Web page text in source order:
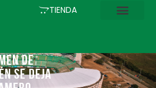
TIENDA
de
se deja